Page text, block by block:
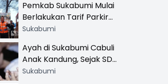
Pemkab Sukabumi Mulai
Berlakukan Tarif Parkir
Resmi di 13 Lokasi Wisata,
Khusus
Sukabumi
Ayah di Sukabumi Cabuli
Anak Kandung, Sejak SD
Hingga SMA
Sukabumi